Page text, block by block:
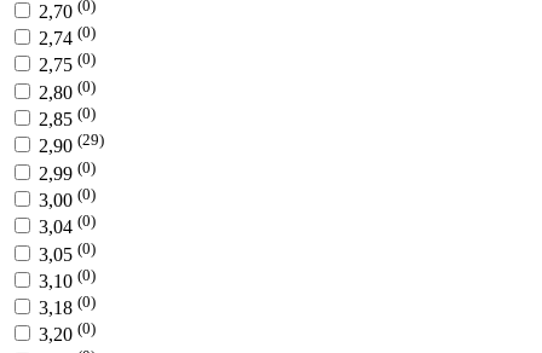
2,70 (0)
2,74 (0)
2,75 (0)
2,80 (0)
2,85 (0)
2,90 (29)
2,99 (0)
3,00 (0)
3,04 (0)
3,05 (0)
3,10 (0)
3,18 (0)
3,20 (0)